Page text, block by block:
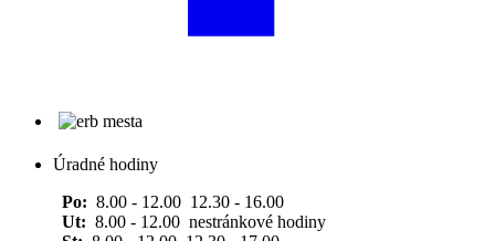
Úradné hodiny
Po: 8.00 - 12.00 12.30 - 16.00
Ut: 8.00 - 12.00 nestránkové hodiny